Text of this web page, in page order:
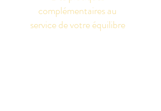
complémentaires au
service de votre équilibre